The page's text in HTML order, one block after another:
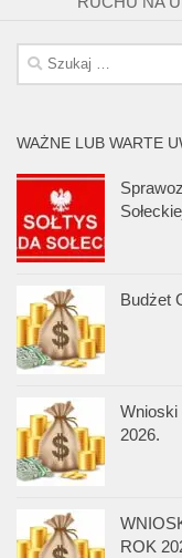
Szukaj:
WAŻNE LUB WARTE
Budżet
Wnioski
2026.
ROK